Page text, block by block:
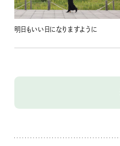
明日もいい日になりますように